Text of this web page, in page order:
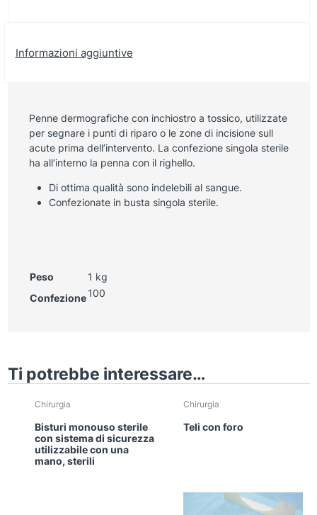
Informazioni aggiuntive
Penne dermografiche con inchiostro a tossico, utilizzate
per segnare i punti di riparo o le zone di incisione sull
acute prima dell’intervento. La confezione singola sterile
ha all’interno la penna con il righello.
Di ottima qualità sono indelebili al sangue.
Confezionate in busta singola sterile.
Peso
1 kg
Confezione 100
Ti potrebbe interessare…
Chirurgia
Bisturi monouso sterile
con sistema di sicurezza
utilizzabile con una
mano, sterili
Chirurgia
Teli con foro